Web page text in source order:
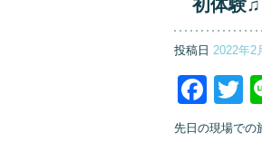
初体験♫
投稿日 2022年2
先日の現場での